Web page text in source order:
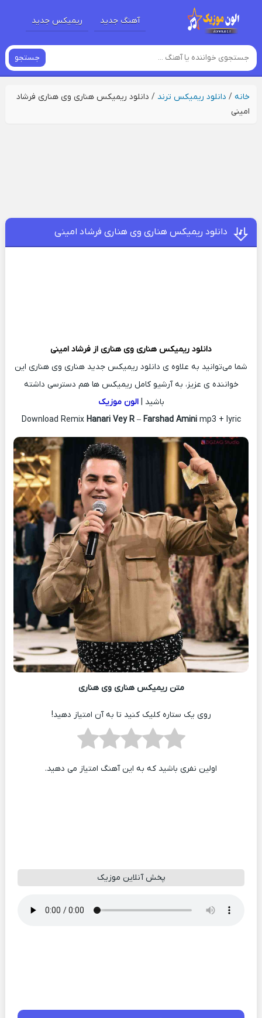
آهنگ جدید ریمیکس جدید
جستجو
خانه/ دانلود ریمیکس ترند / دانلود ریمیکس هناری وی هناری فرشاد
امینی
دانلود ریمیکس هناری وی هناری فرشاد امینی
دانلود ریمیکس هناری وی هناری از فرشاد امینی
شما می‌توانید به علاوه ی دانلود ریمیکس جدید هناری وی هناری این
خواننده ی عزیز، به آرشیو کامل ریمیکس ها هم دسترسی داشته
باشید |الون موزیک
Download Remix Hanari Vey R– Farshad Aminimp3 + lyric
متن ریمیکس هناری وی هناری
روی یک ستاره کلیک کنید تا به آن امتیاز دهید!
اولین نفری باشید که به این آهنگ امتیاز می دهید.
پخش آنلاین موزیک